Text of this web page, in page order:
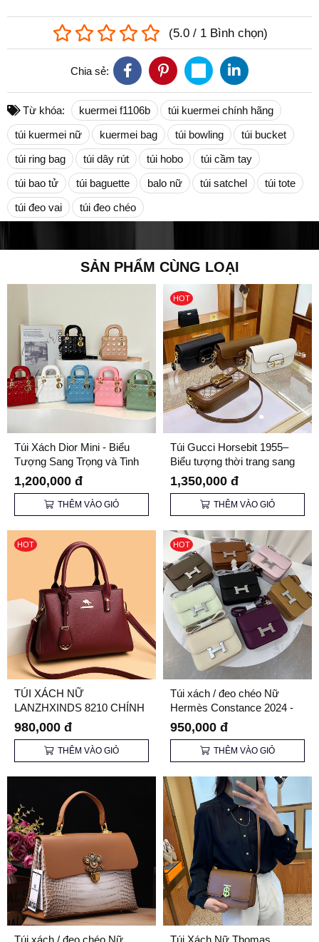
(5.0 / 1 Bình chọn)
Chia sẻ:
Từ khóa: kuermei f1106b
túi kuermei chính hãng
túi kuermei nữ
kuermei bag túi bowling
túi bucket
túi ring bag
túi dây rút túi hobo
túi cầm tay
túi bao tử
túi baguette balo nữ túi satchel
túi tote
túi đeo vai
túi đeo chéo
SẢN PHẨM CÙNG LOẠI
Túi Xách Dior Mini - Biểu
Tượng Sang Trọng và Tinh
Tế
1,200,000 đ
THÊM VÀO GIỎ
HOT
Túi Gucci Horsebit 1955–
Biểu tượng thời trang sang
trọng và đẳng cấp
1,350,000 đ
THÊM VÀO GIỎ
HOT
TÚI XÁCH NỮ
LANZHXINDS 8210 CHÍNH
HÃNG
980,000 đ
THÊM VÀO GIỎ
HOT
Túi xách / đeo chéo Nữ
Hermès Constance 2024 -
20cm
950,000 đ
THÊM VÀO GIỎ
Túi xách / đeo chéo Nữ
Túi Xách Nữ Thomas